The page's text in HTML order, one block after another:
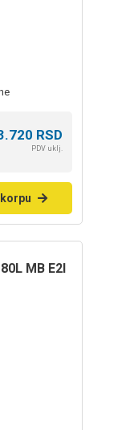
RSD
PDV uklj.
MB E2I